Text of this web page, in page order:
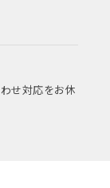
せ対応をお休